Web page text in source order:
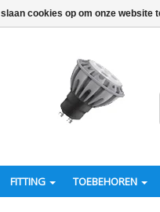
FITTING TOEBEHOREN
cookies op om onze website